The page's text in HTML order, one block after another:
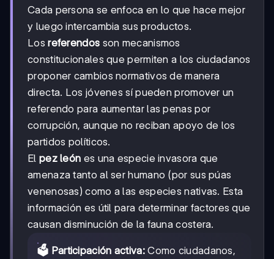
Cada persona se enfoca en lo que hace mejor
y luego intercambia sus productos.
Losreferendos son mecanismos
constitucionales que permiten a los ciudadanos
proponer cambios normativos de manera
directa. Los jóvenes sí pueden promover un
referendo para aumentar las penas por
corrupción, aunque no reciban apoyo de los
partidos políticos.
El pez león es una especie invasora que
amenaza tanto al ser humano (por sus púas
venenosas) como a las especies nativas. Esta
información es útil para determinar factores que
causan disminución de la fauna costera.
🗳️ Participación activa:Como ciudadanos,